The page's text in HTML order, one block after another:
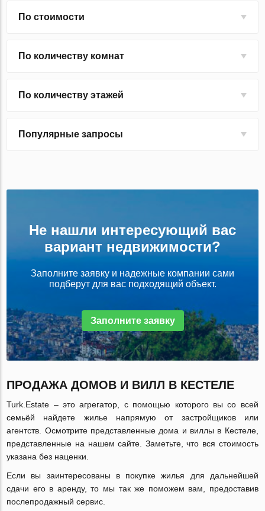
По стоимости
По количеству комнат
По количеству этажей
Популярные запросы
Не нашли интересующий вас
вариант недвижимости?
Заполните заявку и надежные компании сами
подберут для вас подходящий объект.
Заполните заявку
ПРОДАЖА ДОМОВ И ВИЛЛ В КЕСТЕЛЕ
Turk.Estate – это агрегатор, с помощью которого вы со всей
семьёй найдете жилье напрямую от застройщиков или
агентств. Осмотрите представленные дома и виллы в Кестеле,
представленные на нашем сайте. Заметьте, что вся стоимость
указана без наценки.
Если вы заинтересованы в покупке жилья для дальнейшей
сдачи его в аренду, то мы так же поможем вам, предоставив
послепродажный сервис.